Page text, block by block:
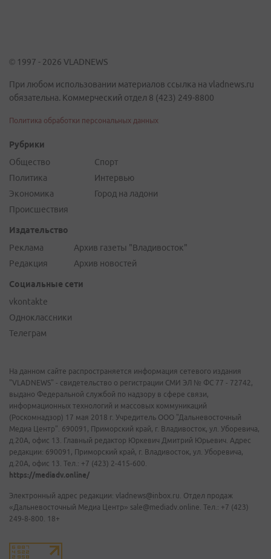
© 1997 - 2026 VLADNEWS
При любом использовании материалов ссылка на vladnews.ru
обязательна. Коммерческий отдел 8 (423) 249-8800
Политика обработки персональных данных
Рубрики
Общество
Политика
Экономика
Происшествия
Спорт
Интервью
Город на ладони
Издательство
Реклама
Редакция
Архив газеты "Владивосток"
Архив новостей
Социальные сети
vkontakte
Одноклассники
Телеграм
На данном сайте распространяется информация сетевого издания
"VLADNEWS" - свидетельство о регистрации СМИ ЭЛ № ФС 77 - 72742,
выдано Федеральной службой по надзору в сфере связи,
информационных технологий и массовых коммуникаций
(Роскомнадзор) 17 мая 2018 г. Учредитель ООО "Дальневосточный
Медиа Центр". 690091, Приморский край, г. Владивосток, ул. Уборевича,
д.20А, офис 13. Главный редактор Юркевич Дмитрий Юрьевич. Адрес
редакции: 690091, Приморский край, г. Владивосток, ул. Уборевича,
д.20А, офис 13. Тел.: +7 (423) 2-415-600.
https://mediadv.online/
Электронный адрес редакции: vladnews@inbox.ru. Отдел продаж
«Дальневосточный Медиа Центр» sale@mediadv.online. Тел.: +7 (423)
249-8-800. 18+